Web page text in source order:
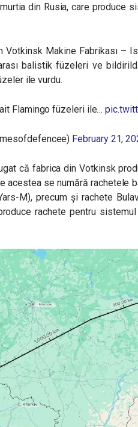
din Rusia, care produce
Votkinsk Makine Fabrikası –
balistik füzeleri ve
ile vurdu.
ait Flamingo füzeleri ile…
February 21,
că fabrica din Votkinsk
acestea se numără rachetele
M), precum și rachete
rachete pentru